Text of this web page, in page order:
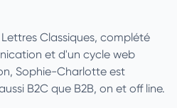
Classiques, complété
et d'un cycle web
Sophie-Charlotte est
B2C que B2B, on et off line.